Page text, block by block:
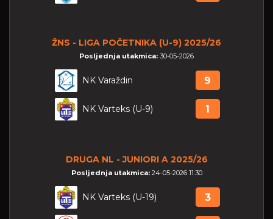
ŽNS - LIGA POČETNIKA (U-9) 2025/26
Posljednja utakmica: 30-05-2026
NK Varaždin 9
NK Varteks (U-9) 1
DRUGA NL - JUNIORI A 2025/26
Posljednja utakmica: 24-05-2026 11:30
NK Varteks (U-19) 3